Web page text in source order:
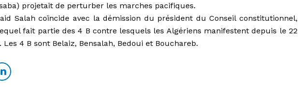
projetait de perturber les marches pacifiques.
Salah coïncide avec la démission du président du Conseil constitutionnel,
fait partie des 4 B contre lesquels les Algériens manifestent depuis le 22
4 B sont Belaiz, Bensalah, Bedoui et Bouchareb.